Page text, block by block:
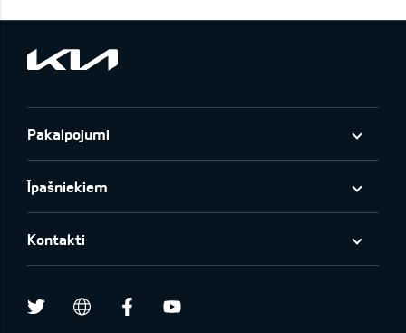
Pakalpojumi
Īpašniekiem
Kontakti
Twitter draugiem.lvFacebook